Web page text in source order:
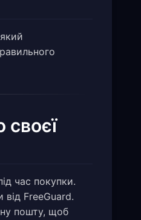
своєї
час покупки.
FreeGuard.
пошту, щоб